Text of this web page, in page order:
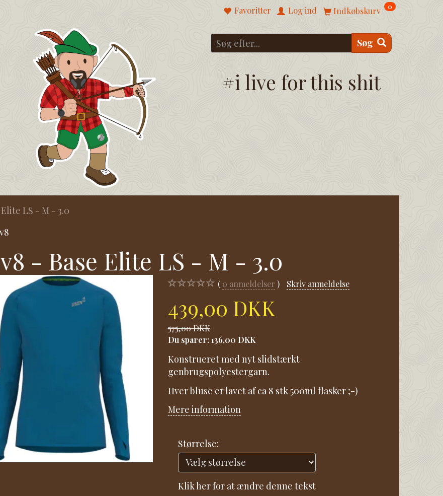
Indkøbskurv 0
Favoritter Log ind
Søg
#i live for this shit
LS - M - 3.0
- Base Elite LS - M - 3.0
0 anmeldelser Skriv anmeldelse
439,00 DKK
575,00 DKK
Du sparer: 136,00 DKK
Konstrueret med nyt slidstærkt
genbrugspolyestergarn.
Hver bluse er lavet af ca 8 stk 500ml flasker ;-)
Mere information
Størrelse:
Klik her for at ændre denne tekst